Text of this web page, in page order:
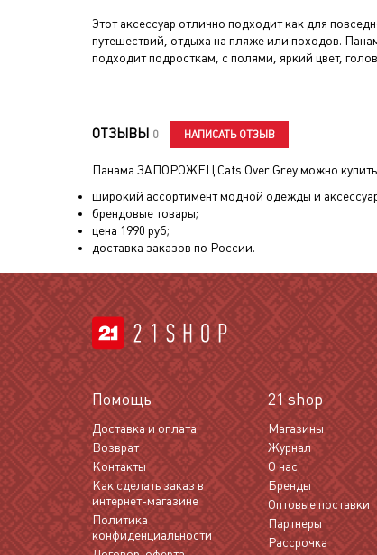
Этот аксессуар отлично подходит как для
путешествий, отдыха на пляже или походов.
подходит подросткам, с полями, яркий цвет,
ОТЗЫВЫ 0 НАПИСАТЬ ОТЗЫВ
Панама ЗАПОРОЖЕЦ Cats Over Greyможно
широкий ассортимент модной одежды и
брендовые товары;
цена 1990 руб;
доставка заказов по России.
21 shop
Магазины
Журнал
О нас
Бренды
Оптовые поставки
Партнеры
Рассрочка
Помощь
Доставка и оплата
Возврат
Контакты
Как сделать заказ в
интернет-магазине
Политика
конфиденциальности